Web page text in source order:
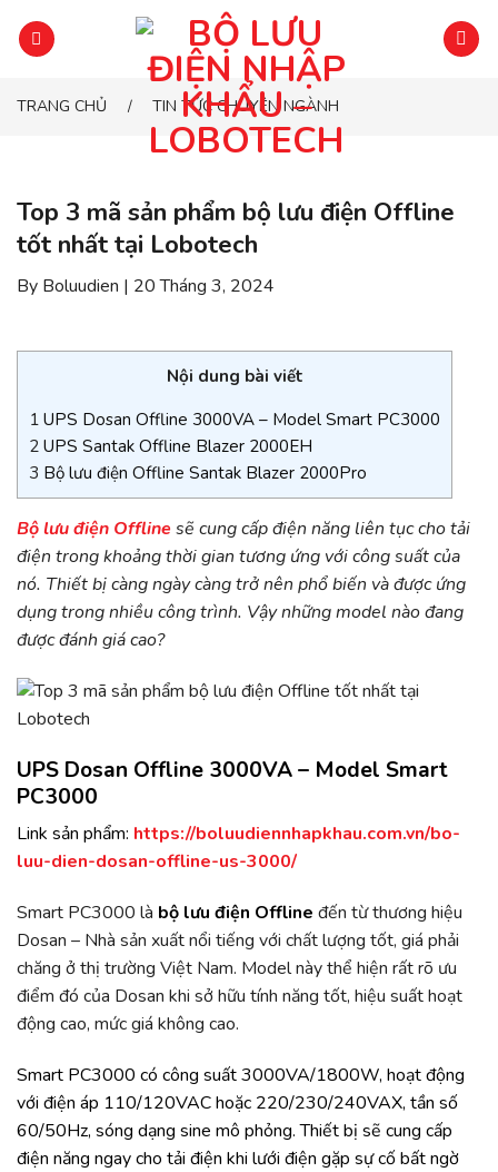
đến
nộiTRANG CHỦ / TIN TỨC CHUYÊN NGÀNH
Top 3 mã sản phẩm bộ lưu điện Offline
tốt nhất tại Lobotech
By Boluudien | 20 Tháng 3, 2024
Nội dung bài viết
1 UPS Dosan Offline 3000VA – Model Smart PC3000
2 UPS Santak Offline Blazer 2000EH
3 Bộ lưu điện Offline Santak Blazer 2000Pro
Bộ lưu điện Offlinesẽ cung cấp điện năng liên tục cho tải
điện trong khoảng thời gian tương ứng với công suất của
nó. Thiết bị càng ngày càng trở nên phổ biến và được ứng
dụng trong nhiều công trình. Vậy những model nào đang
được đánh giá cao?
UPS Dosan Offline 3000VA – Model Smart
PC3000
Link sản phẩm: https://boluudiennhapkhau.com.vn/bo-
luu-dien-dosan-offline-us-3000/
Smart PC3000 là bộ lưu điện Offline đến từ thương hiệu
Dosan – Nhà sản xuất nổi tiếng với chất lượng tốt, giá phải
chăng ở thị trường Việt Nam. Model này thể hiện rất rõ ưu
điểm đó của Dosan khi sở hữu tính năng tốt, hiệu suất hoạt
động cao, mức giá không cao.
Smart PC3000 có công suất 3000VA/1800W, hoạt động
với điện áp 110/120VAC hoặc 220/230/240VAX, tần số
60/50Hz, sóng dạng sine mô phỏng. Thiết bị sẽ cung cấp
điện năng ngay cho tải điện khi lưới điện gặp sự cố bất ngờ